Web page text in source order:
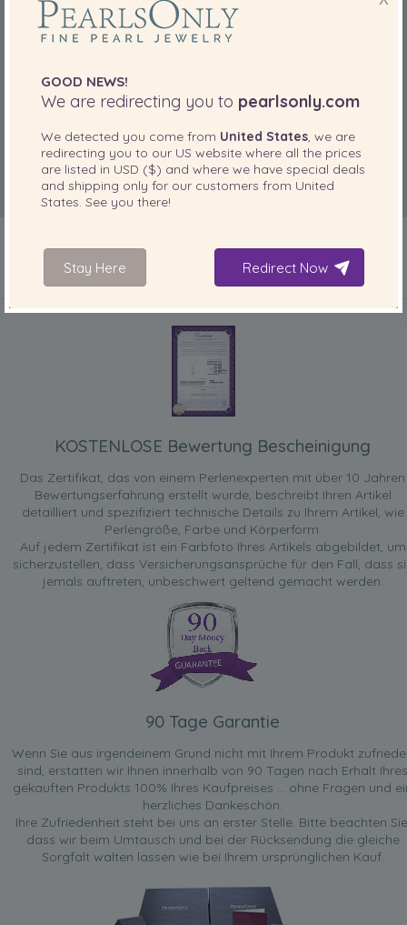
KOSTENLOSE Bewertung Bescheinigung
Das Zertifikat, das von einem Perlenexperten mit über 10 Jahren
Bewertungserfahrung erstellt wurde, beschreibt Ihren Artikel
detailliert und spezifiziert technische Details zu Ihrem Artikel, wie
Perlengröße, Farbe und Körperform.
Auf jedem Zertifikat ist ein Farbfoto Ihres Artikels abgebildet, um
sicherzustellen, dass Versicherungsansprüche für den Fall, dass
jemals auftreten, unbeschwert geltend gemacht werden.
90 Tage Garantie
Wenn Sie aus irgendeinem Grund nicht mit Ihrem Produkt
sind, erstatten wir Ihnen innerhalb von 90 Tagen nach Erhalt Ihres
gekauften Produkts 100% Ihres Kaufpreises ... ohne Fragen und
herzliches Dankeschön.
Ihre Zufriedenheit steht bei uns an erster Stelle. Bitte beachten
dass wir beim Umtausch und bei der Rücksendung die gleiche
Sorgfalt walten lassen wie bei Ihrem ursprünglichen Kauf.
GOOD NEWS!
We are redirecting you to pearlsonly.com
We detected you come from United States , we are
redirecting you to our US website where all the prices
are listed in USD ($) and where we have special deals
and shipping only for our customers from United
States . See you there!
Stay Here Redirect Now